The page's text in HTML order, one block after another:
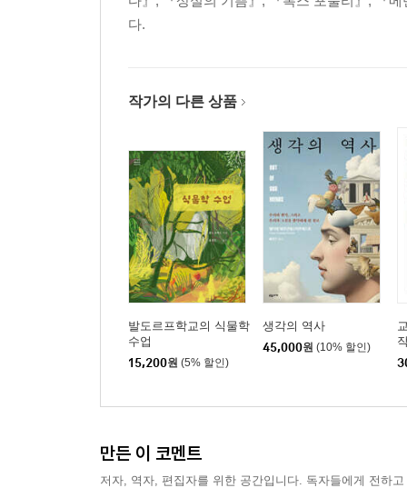
다.
작가의 다른 상품
발도르프학교의 식물학
수업
15,200원 (5% 할인)
생각의 역사
45,000원 (10% 할인)
만든 이 코멘트
저자, 역자, 편집자를 위한 공간입니다. 독자들에게 전하